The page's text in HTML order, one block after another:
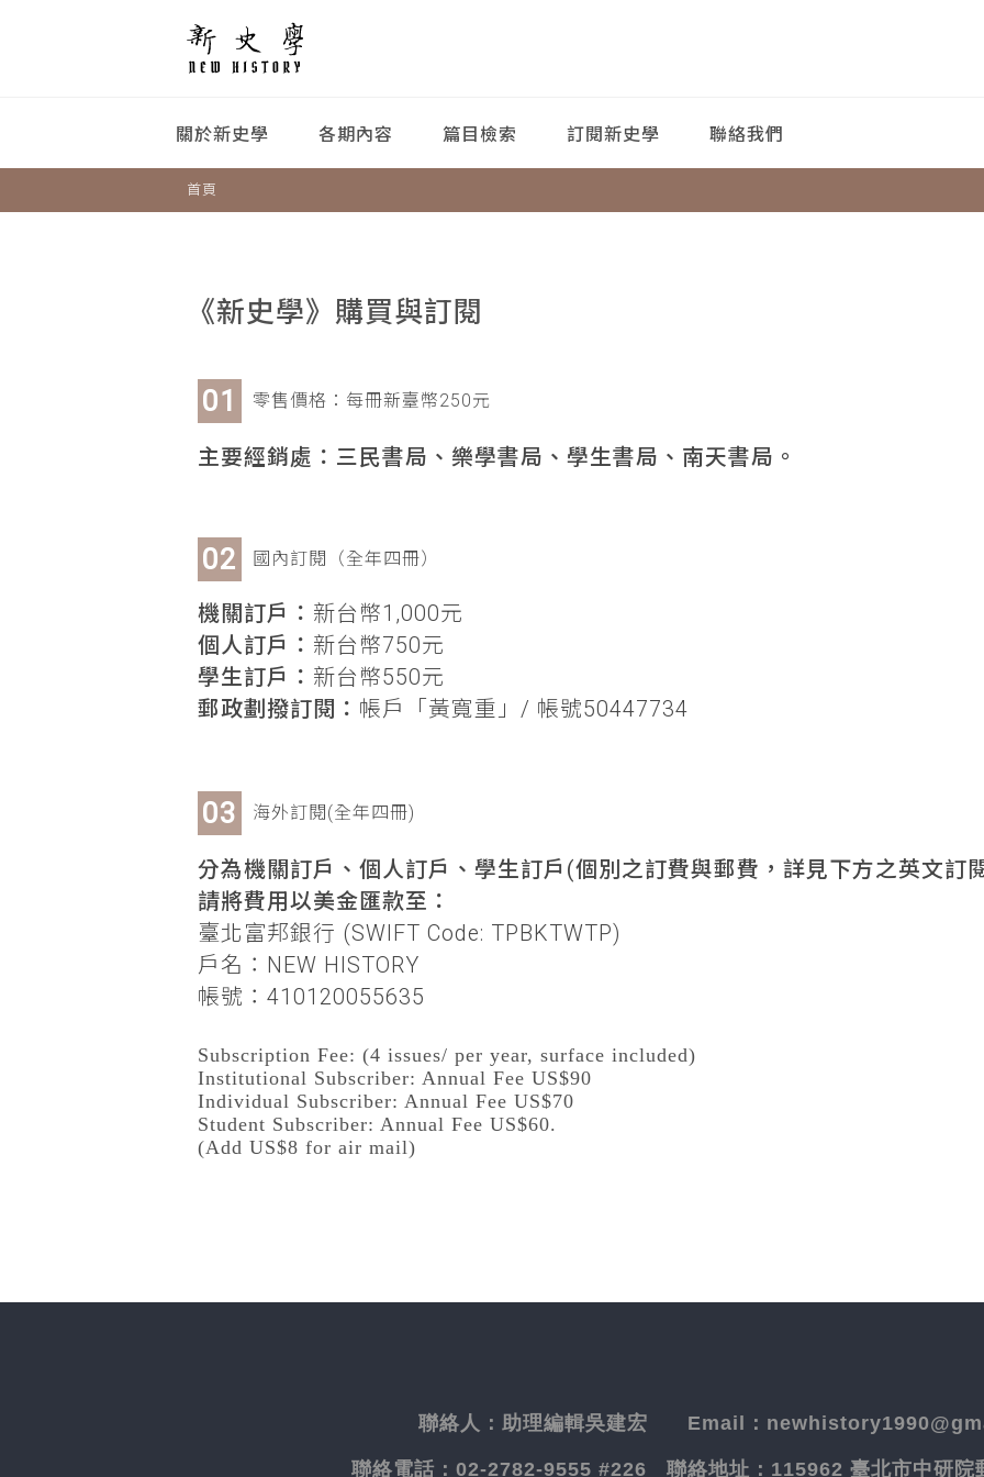
關於新史學 各期內容 篇目檢索 訂閱新史學 聯絡我們
首頁
《新史學》購買與訂閱
零售價格：每冊新臺幣250元
主要經銷處：三民書局、樂學書局、學生書局、南天書局。
國內訂閱（全年四冊）
機關訂戶： 新台幣1,000元
個人訂戶： 新台幣750元
學生訂戶： 新台幣550元
郵政劃撥訂閱： 帳戶「黃寬重」/ 帳號50447734
海外訂閱(全年四冊)
分為機關訂戶、個人訂戶、學生訂戶(個別之訂費與郵費，詳見下方之英文訂
請將費用以美金匯款至：
臺北富邦銀行 (SWIFT Code: TPBKTWTP)
戶名：NEW HISTORY
帳號：410120055635
Subscription Fee: (4 issues/ per year, surface included)
Institutional Subscriber: Annual Fee US$90
Individual Subscriber: Annual Fee US$70
Student Subscriber: Annual Fee US$60.
(Add US$8 for air mail)
聯絡人： 助理編輯吳建宏 Email：
聯絡電話： 02-2782-9555 #226 聯絡地址： 115962 臺北市中研院